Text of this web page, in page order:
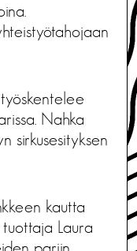
työskentelee
Nahka
sirkusesityksen
kautta
tuottaja Laura
pariin